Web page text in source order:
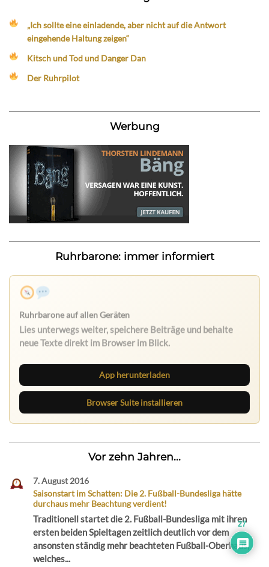
„Ich sollte eine einladende, aber nicht auf die Antwort
eingehende Haltung zeigen“
Kitsch und Tod und Danger Dan
Der Ruhrpilot
Werbung
Ruhrbarone: immer informiert
Die Ruhrbarone-App bringt den Blog aufs Handy. Die
App herunterladen
Browser Suite installieren
Vor zehn Jahren...
7. August 2016
Saisonstart im Schatten: Die 2. Fußball-Bundesliga hätte
durchaus mehr Beachtung verdient!
Traditionell startet die 2. Fußball-Bundesliga mit ihren
ersten beiden Spieltagen zeitlich deutlich vor dem
ansonsten ständig mehr beachteten Fußball-Oberhaus,
welches...
27